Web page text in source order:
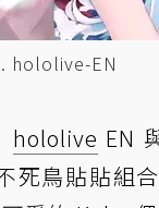
hololive-EN
hololive EN
死鳥貼貼組